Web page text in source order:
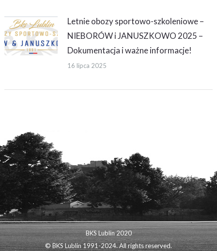
Letnie obozy sportowo-szkoleniowe –
NIEBORÓW i JANUSZKOWO 2025 –
Dokumentacja i ważne informacje!
16 lipca 2025
BKS Lublin 2020
© BKS Lublin 1991-2024. All rights reserved.